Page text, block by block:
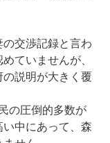
交渉記録と言わ
ていませんが、
説明が大きく覆
の圧倒的多数が
い中にあって、森